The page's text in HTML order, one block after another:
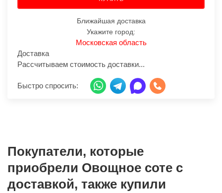
Ближайшая доставка
Укажите город:
Московская область
Доставка
Рассчитываем стоимость доставки...
Быстро спросить:
Покупатели, которые
приобрели Овощное соте с
доставкой, также купили